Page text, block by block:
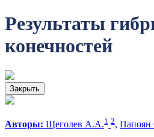
Результаты
конечностей
Закрыть
Авторы: Щеголев А.А.1 2,